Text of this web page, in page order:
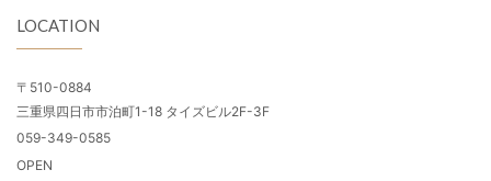
LOCATION
〒510-0884
三重県四日市市泊町1-18 タイズビル2F-3F
059-349-0585
OPEN